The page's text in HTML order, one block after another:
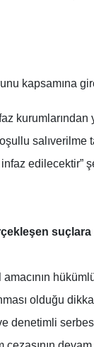
kapsamına
kurumlarından
salıverilme
edilecektir”
suçlara
olduğu
denetimli